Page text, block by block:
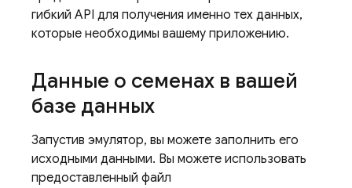
гибкий API для получения именно тех данных,
которые необходимы вашему приложению.
Данные о семенах в вашей
базе данных
Запустив эмулятор, вы можете заполнить его
исходными данными. Вы можете использовать
предоставленный файл